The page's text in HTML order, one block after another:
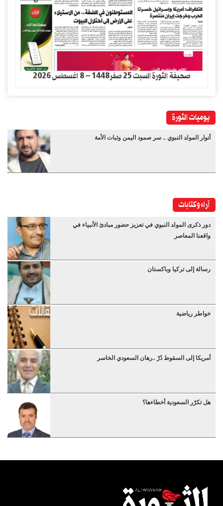
صحيفة الثورة السبت 25 صفر1448 – 8 اغسطس 2026
يوميات الثورة
أنوار المولد النبوي .. سر صمود اليمن وثبات الأمة
آراء وكتابات
دور ذكرى المولد النبوي في تعزيز حضور مبادئ الأنبياء في
واقعنا المعاصر
رسالة إلى تركيا وباكستان
خواطر رياضية
أمريكا إلى السقوط دُرْ ..رهان السعودي الخاسر
هل تكرّر السعودية أخطاءها؟